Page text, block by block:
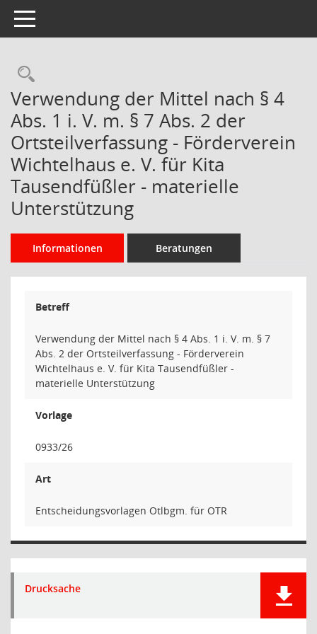
Toggle navigation
Rechercheauswahl
Verwendung der Mittel nach § 4
Abs. 1 i. V. m. § 7 Abs. 2 der
Ortsteilverfassung - Förderverein
Wichtelhaus e. V. für Kita
Tausendfüßler - materielle
Unterstützung
Informationen Beratungen
Betreff
Verwendung der Mittel nach § 4 Abs. 1 i. V. m. § 7
Abs. 2 der Ortsteilverfassung - Förderverein
Wichtelhaus e. V. für Kita Tausendfüßler -
materielle Unterstützung
Vorlage
0933/26
Art
Entscheidungsvorlagen Otlbgm. für OTR
Drucksache